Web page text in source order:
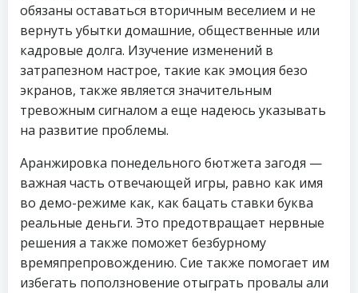
обязаны оставаться вторичным веселием и не
вернуть убытки домашние, общественные или
кадровые долга. Изучение изменений в
затрапезном настрое, такие как эмоция безо
экранов, также является значительным
тревожным сигналом а еще надеюсь указывать
на развитие проблемы.
Аранжировка понедельного бютжета загодя —
важная часть отвечающей игры, равно как имя
во демо-режиме как, как бацать ставки буква
реальные деньги. Это предотвращает нервные
решения а также поможет безбурному
времяпрепровождению. Сие также помогает им
избегать поползновение отыграть провалы али